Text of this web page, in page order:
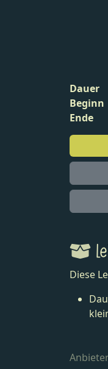
Dauer
Beginn
Ende
Diese